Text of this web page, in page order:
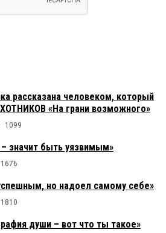
рассказана человеком, который
«На грани возможного»
1099
значит быть уязвимым»
1676
но надоел самому себе»
1810
души – вот что ты такое»